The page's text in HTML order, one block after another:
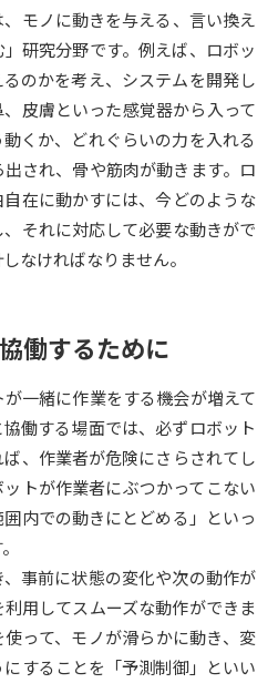
大学検索
調べる
国際・グローバルに強い大学特
集
奨学金・特待生制度特集
新学年スタート号特集ページ
調べる
夢ナビライブ
、モノに動きを与える、言い換え
研究分野です。例えば、ロボッ
のかを考え、システムを開発し
皮膚といった感覚器から入って
くか、どれぐらいの力を入れる
され、骨や筋肉が動きます。ロ
在に動かすには、今どのような
それに対応して必要な動きがで
なければなりません。
働するために
一緒に作業をする機会が増えて
働する場面では、必ずロボット
、作業者が危険にさらされてし
トが作業者にぶつかってこない
内での動きにとどめる」といっ
事前に状態の変化や次の動作が
用してスムーズな動作ができま
って、モノが滑らかに動き、変
することを「予測制御」といい